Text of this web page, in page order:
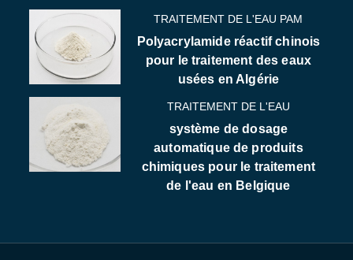
TRAITEMENT DE L'EAU PAM
Polyacrylamide réactif chinois
pour le traitement des eaux
usées en Algérie
TRAITEMENT DE L'EAU
système de dosage
automatique de produits
chimiques pour le traitement
de l'eau en Belgique